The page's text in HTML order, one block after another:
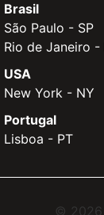
Brasil
São Paulo - SP
Rio de Janeiro -
USA
New York - NY
Portugal
Lisboa - PT
© 2026